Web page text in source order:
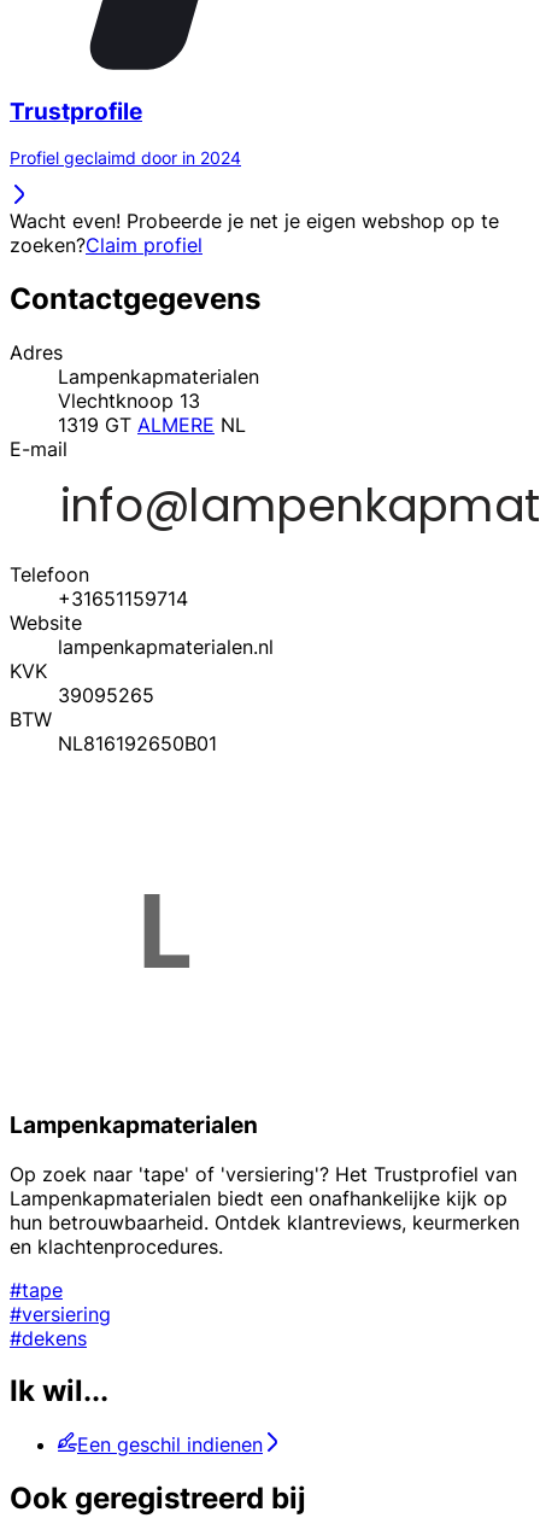
Trustprofile
Profiel geclaimd door in 2024
Wacht even! Probeerde je net je eigen webshop op te
zoeken?Claim profiel
Contactgegevens
Adres
Lampenkapmaterialen
Vlechtknoop 13
1319 GT ALMERE NL
E-mail
Telefoon
+31651159714
Website
lampenkapmaterialen.nl
KVK
39095265
BTW
NL816192650B01
Lampenkapmaterialen
Op zoek naar 'tape' of 'versiering'? Het Trustprofiel van
Lampenkapmaterialen biedt een onafhankelijke kijk op
hun betrouwbaarheid. Ontdek klantreviews, keurmerken
en klachtenprocedures.
#tape
#versiering
#dekens
Ik wil...
Een geschil indienen
Ook geregistreerd bij